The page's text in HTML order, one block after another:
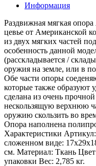
Информация
Раздвижная мягкая
цевье от Американской
из двух мягких частей
особенность данной
(расскладывается /
оружия на земле, или в
Обе части опоры
которые также образуют
сделана из очень
нескользящую верхнюю
оружию скользить во
Опора наполнена
Характеристики
сложенном виде:
см. Материал: Ткань
упаковки Вес: 2,785 кг.